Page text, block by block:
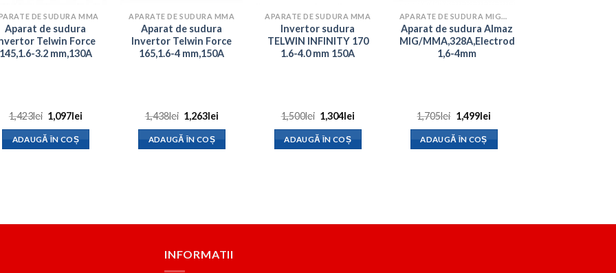
DE SUDURA MMA
Aparat de sudura
Telwin Force
3.2 mm,130A
1,423lei Prețul
inițial
a
fost:
1,097lei
ADAUGĂ ÎN COȘ
APARATE DE SUDURA MMA
Aparat de sudura
Invertor Telwin Force
165,1.6-4 mm,150A
1,438lei Prețul
inițial
a
fost:
1,263leiPrețul
ADAUGĂ ÎN COȘ
APARATE DE SUDURA MMA
Invertor sudura
TELWIN INFINITY 170
1.6-4.0 mm 150A
1,500lei Prețul
inițial
a
fost:
1,304leiPrețul
ADAUGĂ ÎN COȘ
APARATE DE SUDURA MIG-MAG
Aparat de sudura Almaz
MIG/MMA,328A,Electrod
1,6-4mm
1,705lei Prețul
inițial
a
fost:
1,499leiPrețul
ADAUGĂ ÎN COȘ
INFORMATII